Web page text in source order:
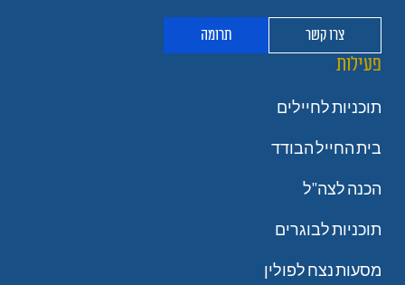
צרו קשר תרומה
פעילות
תוכניות לחיילים
בית החייל הבודד
הכנה לצה"ל
תוכניות לבוגרים
מסעות נצח לפולין